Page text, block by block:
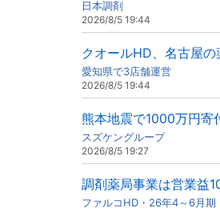
日本調剤
2026/8/5 19:44
クオールHD、名古屋の
愛知県で3店舗運営
2026/8/5 19:44
熊本地震で1000万円寄
スズケングループ
2026/8/5 19:27
調剤薬局事業は営業益
ファルコHD・26年4～6月期